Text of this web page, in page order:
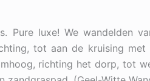
Pure luxe! We wandelden
tot aan de kruising met
richting het dorp, tot